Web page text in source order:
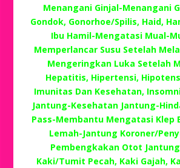
Menangani Ginjal-Menangani
Gondok, Gonorhoe/Spilis, Haid,
Ibu Hamil-Mengatasi Mual-
Memperlancar Susu Setelah
Mengeringkan Luka Setelah
Hepatitis, Hipertensi,
Imunitas Dan Kesehatan,
Jantung-Kesehatan Jantung-
Pass-Membantu Mengatasi Klep
Lemah-Jantung Koroner/
Pembengkakan Otot
Kaki/Tumit Pecah, Kaki Gajah,